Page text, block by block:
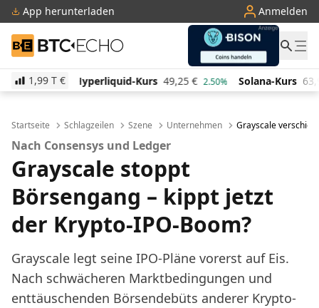
App herunterladen Anmelden
BTC-ECHO
1,99 T €
Kurs 49,25 € 2.50% Solana-Kurs 63,96 € 0.50% TRON-Kurs
Startseite Schlagzeilen Szene Unternehmen Grayscale
Nach Consensys und Ledger
Grayscale stoppt
Börsengang – kippt jetzt
der Krypto-IPO-Boom?
Grayscale legt seine IPO-Pläne vorerst auf Eis.
Nach schwächeren Marktbedingungen und
enttäuschenden Börsendebüts anderer Krypto-